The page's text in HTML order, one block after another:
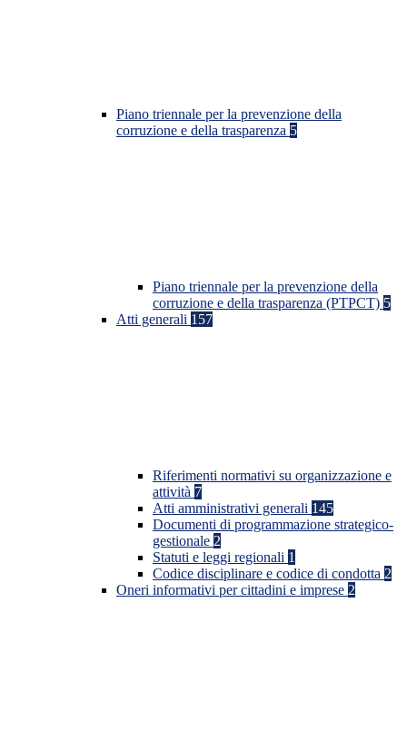
Piano triennale per la prevenzione della
corruzione e della trasparenza 5
Piano triennale per la prevenzione della
corruzione e della trasparenza (PTPCT) 5
Atti generali 157
Riferimenti normativi su organizzazione e
attività 7
Atti amministrativi generali 145
Documenti di programmazione strategico-
gestionale 2
Statuti e leggi regionali 1
Codice disciplinare e codice di condotta 2
Oneri informativi per cittadini e imprese 2